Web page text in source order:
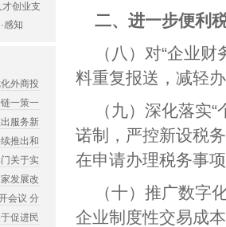
创业支
感知
外商投
一策一
服务新
推出和
关于实
发展改
会议 分
促进民
二、进一步便利
（八）对“企业
料重复报送，减轻
（九）深化落实
诺制，严控新设税
在申请办理税务事
（十）推广数字
企业制度性交易成